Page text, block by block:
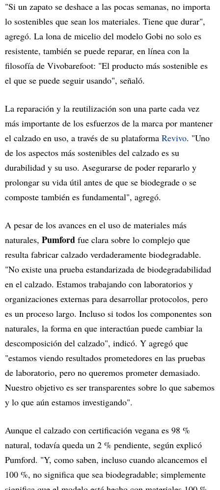
"Si un zapato se deshace a las pocas semanas, no importa
lo sostenibles que sean los materiales. Tiene que durar",
agregó. La lona de micelio del modelo Gobi no solo es
resistente, también se puede reparar, en línea con la
filosofía de Vivobarefoot: "El producto más sostenible es
el que se puede seguir usando", señaló.
La reparación y la reutilización son una parte cada vez
más importante de los esfuerzos de la marca por mantener
el calzado en uso, a través de su plataforma Revivo. "Uno
de los aspectos más sostenibles del calzado es su
durabilidad y su uso. Asegurarse de poder repararlo y
prolongar su vida útil antes de que se biodegrade o se
composte también es fundamental", agregó.
A pesar de los avances en el uso de materiales más
naturales, Pumford fue clara sobre lo complejo que
resulta fabricar calzado verdaderamente biodegradable.
"No existe una prueba estandarizada de biodegradabilidad
en el calzado. Estamos trabajando con laboratorios y
organizaciones externas para desarrollar protocolos, pero
es un proceso largo. Incluso si todos los componentes son
naturales, la forma en que interactúan puede cambiar la
descomposición del calzado", indicó. Y agregó que
"estamos viendo resultados prometedores en las pruebas
de laboratorio, pero no queremos prometer demasiado.
Nuestro objetivo es ser transparentes sobre lo que sabemos
y lo que aún estamos investigando".
Aunque el calzado con certificación vegana es 98 %
natural, todavía queda un 2 % pendiente, según explicó
Pumford. "Y, como saben, incluso cuando alcancemos el
100 %, no significa que sea biodegradable; simplemente